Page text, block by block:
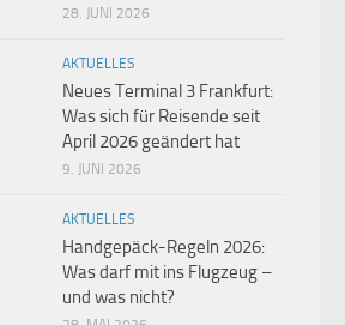
28. JUNI 2026
AKTUELLES
Neues Terminal 3 Frankfurt:
Was sich für Reisende seit
April 2026 geändert hat
9. JUNI 2026
AKTUELLES
Handgepäck-Regeln 2026:
Was darf mit ins Flugzeug –
und was nicht?